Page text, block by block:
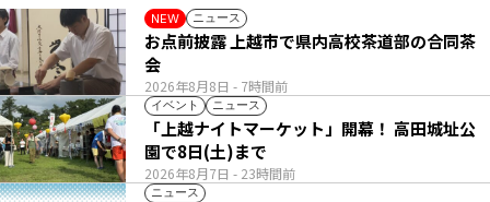
NEW ニュース
2026年8月8日 - 7時間前
お点前披露 上越市で県内高校茶道部の合同茶
会
イベント ニュース
2026年8月7日 - 23時間前
「上越ナイトマーケット」開幕！ 高田城址公
園で8日(土)まで
ニュース